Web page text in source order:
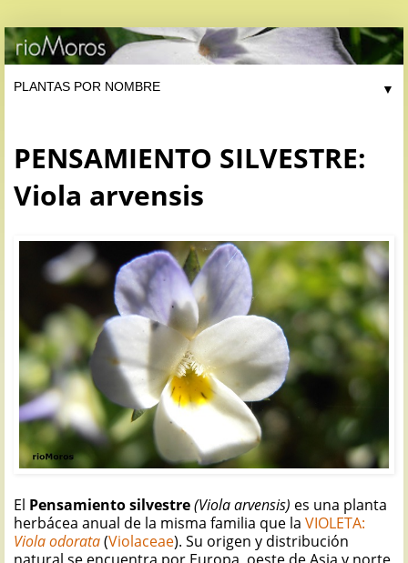
▼
PENSAMIENTO SILVESTRE:
Viola arvensis
El Pensamiento silvestre(Viola arvensis) es una planta
herbácea anual de la misma familia que la VIOLETA:
Viola odorata(Violaceae). Su origen y distribución